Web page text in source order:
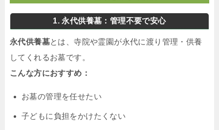
1. 永代供養墓：管理不要で安心
永代供養墓とは、寺院や霊園が永代に渡り管理・供養
してくれるお墓です。
こんな方におすすめ：
お墓の管理を任せたい
子どもに負担をかけたくない